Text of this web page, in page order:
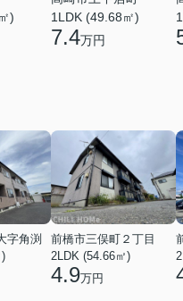
)
1LDK (49.68㎡)
7.4万円
字角渕
前橋市三俣町２丁目
2LDK (54.66㎡)
4.9万円